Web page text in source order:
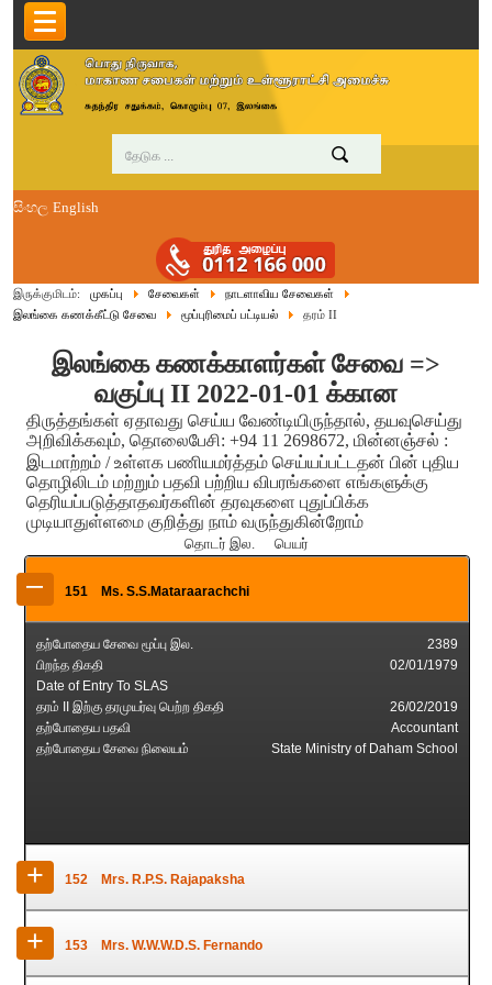
සිංහල English
இருக்குமிடம்: முகப்பு சேவைகள்
நாடளாவிய சேவைகள்
இலங்கை கணக்கீட்டு சேவை
மூப்புரிமைப் பட்டியல் தரம் II
இலங்கை கணக்காளர்கள் சேவை =>
வகுப்பு II 2022-01-01 க்கான
திருத்தங்கள் ஏதாவது செய்ய வேண்டியிருந்தால், தயவுசெய்து
அறிவிக்கவும், தொலைபேசி: +94 11 2698672, மின்னஞ்சல் :
இடமாற்றம் / உள்ளக பணியமர்த்தம் செய்யப்பட்டதன் பின் புதிய
தொழிலிடம் மற்றும் பதவி பற்றிய விபரங்களை எங்களுக்கு
தெரியப்படுத்தாதவர்களின் தரவுகளை புதுப்பிக்க
முடியாதுள்ளமை குறித்து நாம் வருந்துகின்றோம்
தொடர் இல. பெயர்
– 151 Ms. S.S.Mataraarachchi
தற்போதைய சேவை மூப்பு இல.
2389
பிறந்த திகதி
02/01/1979
Date of Entry To SLAS
தரம் II இற்கு தரமுயர்வு பெற்ற திகதி
26/02/2019
தற்போதைய பதவி
Accountant
தற்போதைய சேவை நிலையம்
State Ministry of Daham School
+ 152 Mrs. R.P.S. Rajapaksha
தற்போதைய சேவை மூப்பு இல.
பிறந்த திகதி
Date of Entry To SLAS
+ 153 Mrs. W.W.W.D.S. Fernando